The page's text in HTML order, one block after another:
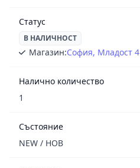
Статус
В НАЛИЧНОСТ
Магазин:София, Младост 4
Налично количество
1
Състояние
NEW / НОВ